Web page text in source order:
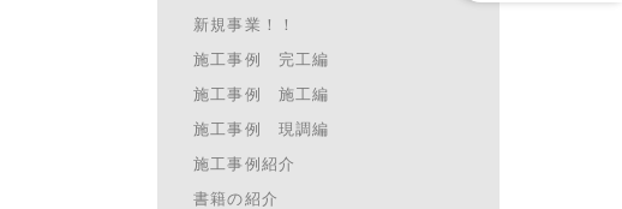
新規事業！！
施工事例 完工編
施工事例 施工編
施工事例 現調編
施工事例紹介
書籍の紹介